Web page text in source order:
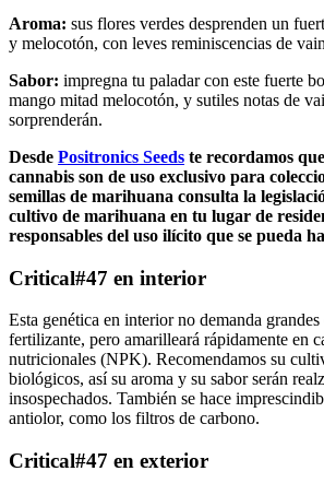
Aroma: sus flores verdes desprenden un
y melocotón, con leves reminiscencias de
Sabor: impregna tu paladar con este fuerte
mango mitad melocotón, y sutiles notas de
sorprenderán.
Desde Positronics Seeds te recordamos
cannabis son de uso exclusivo para
semillas de marihuana consulta la
cultivo de marihuana en tu lugar de
responsables del uso ilícito que se pueda
Critical#47 en interior
Esta genética en interior no demanda grandes
fertilizante, pero amarilleará rápidamente en
nutricionales (NPK). Recomendamos su
biológicos, así su aroma y su sabor serán
insospechados. También se hace
antiolor, como los filtros de carbono.
Critical#47 en exterior